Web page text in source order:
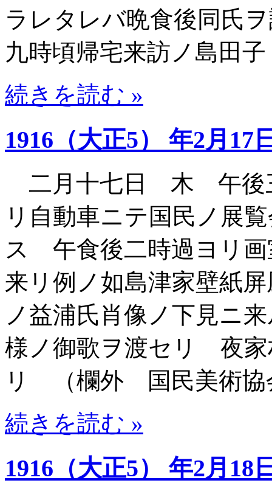
ラレタレバ晩食後同氏
九時頃帰宅来訪ノ島田
続きを読む »
1916（大正5） 年2月17
二月十七日 木 午後
リ自動車ニテ国民ノ展
ス 午食後二時過ヨリ
来リ例ノ如島津家壁紙
ノ益浦氏肖像ノ下見ニ
様ノ御歌ヲ渡セリ 夜
リ （欄外 国民美術協
続きを読む »
1916（大正5） 年2月18